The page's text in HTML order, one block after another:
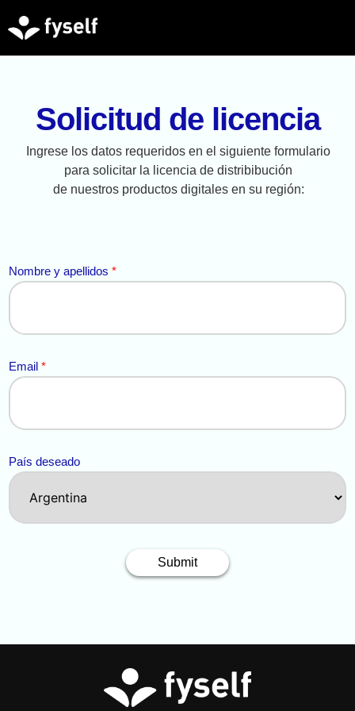
Solicitud de licencia
Ingrese los datos requeridos en el siguiente formulario
para solicitar la licencia de distribibución
de nuestros productos digitales en su región:
y
d
e
a
Nombre y apellidos *
Email *
País deseado
Submit